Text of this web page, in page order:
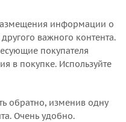
информации о
важного контента.
покупателя
в покупке. Используйте
обратно, изменив одну
Очень удобно.